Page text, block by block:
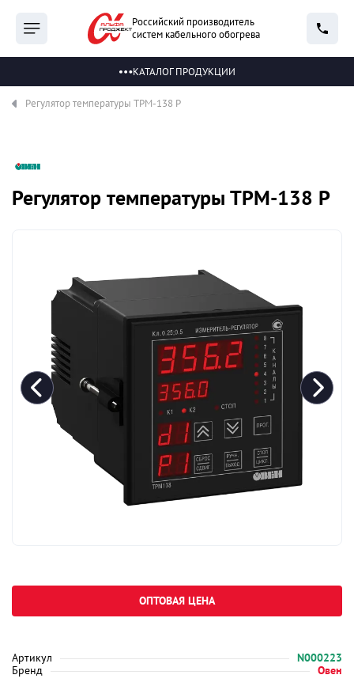
Российский производитель
систем кабельного обогрева
КАТАЛОГ ПРОДУКЦИИ
Регулятор температуры ТРМ-138 Р
Регулятор температуры ТРМ-138 Р
Артикул
N000223
Бренд
Овен
ОПТОВАЯ ЦЕНА